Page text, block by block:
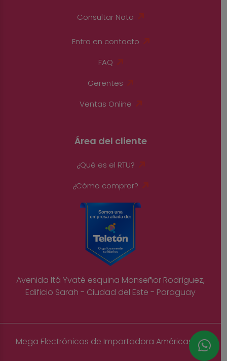
Consultar Nota
Entra en contacto
FAQ
Gerentes
Ventas Online
Área del cliente
¿Qué es el RTU?
¿Cómo comprar?
Avenida Itá Yvaté esquina Monseñor Rodríguez,
Edificio Sarah - Ciudad del Este - Paraguay
Mega Electrónicos de Importadora Américas S.A